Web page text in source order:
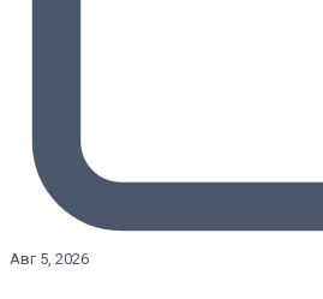
Авг 5, 2026